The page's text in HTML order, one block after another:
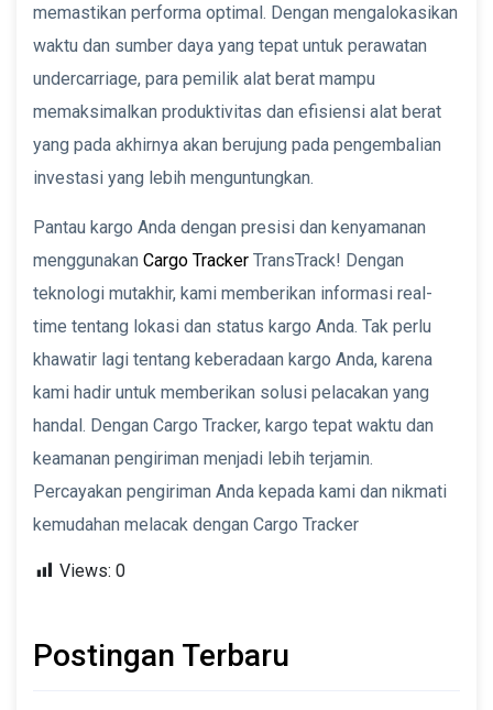
memastikan performa optimal. Dengan mengalokasikan
waktu dan sumber daya yang tepat untuk perawatan
undercarriage, para pemilik alat berat mampu
memaksimalkan produktivitas dan efisiensi alat berat
yang pada akhirnya akan berujung pada pengembalian
investasi yang lebih menguntungkan.
Pantau kargo Anda dengan presisi dan kenyamanan
menggunakan Cargo Tracker TransTrack! Dengan
teknologi mutakhir, kami memberikan informasi real-
time tentang lokasi dan status kargo Anda. Tak perlu
khawatir lagi tentang keberadaan kargo Anda, karena
kami hadir untuk memberikan solusi pelacakan yang
handal. Dengan Cargo Tracker, kargo tepat waktu dan
keamanan pengiriman menjadi lebih terjamin.
Percayakan pengiriman Anda kepada kami dan nikmati
kemudahan melacak dengan Cargo Tracker
Views: 0
Postingan Terbaru